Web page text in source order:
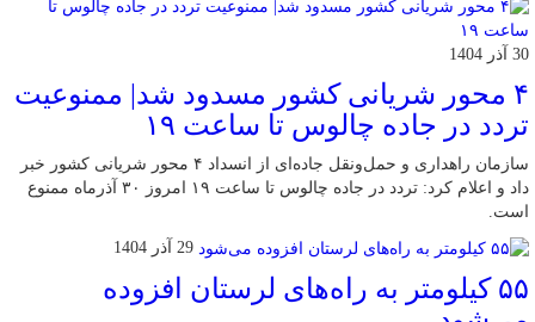
30 آذر 1404
۴ محور شریانی کشور مسدود شد| ممنوعیت
تردد در جاده چالوس تا ساعت ۱۹
سازمان راهداری و حمل‌ونقل جاده‌ای از انسداد ۴ محور شریانی کشور خبر
داد و اعلام کرد: تردد در جاده چالوس تا ساعت ۱۹ امروز ۳۰ آذرماه ممنوع
است.
29 آذر 1404
۵۵ کیلومتر به راه‌های لرستان افزوده